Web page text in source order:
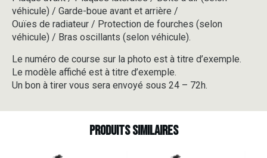
véhicule) / Garde-boue avant et arrière /
Ouïes de radiateur / Protection de fourches (selon
véhicule) / Bras oscillants (selon véhicule).
Le numéro de course sur la photo est à titre d’exemple.
Le modèle affiché est à titre d’exemple.
Un bon à tirer vous sera envoyé sous 24 – 72h.
Produits similaires